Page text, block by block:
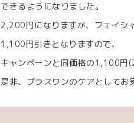
できるようになりました。
2,200円になりますが、フェイシ
1,100円引きとなりますので、
キャンペーンと同価格の1,100円
是非、プラスワンのケアとしてお